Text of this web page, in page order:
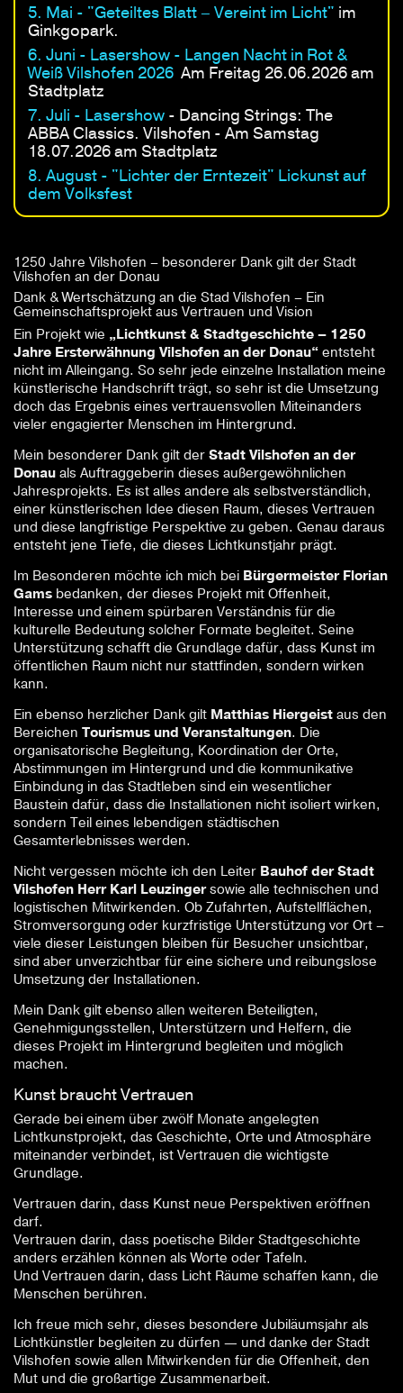
5. Mai - "Geteiltes Blatt – Vereint im Licht" im
Ginkgopark.
6. Juni - Lasershow - Langen Nacht in Rot &
Weiß Vilshofen 2026 Am Freitag 26.06.2026 am
Stadtplatz
7. Juli - Lasershow - Dancing Strings: The
ABBA Classics. Vilshofen - Am Samstag
18.07.2026 am Stadtplatz
8. August - "Lichter der Erntezeit" Lickunst auf
dem Volksfest
1250 Jahre Vilshofen – besonderer Dank gilt der Stadt
Vilshofen an der Donau
Dank & Wertschätzung an die Stad Vilshofen – Ein
Gemeinschaftsprojekt aus Vertrauen und Vision
Ein Projekt wie „Lichtkunst & Stadtgeschichte – 1250
Jahre Ersterwähnung Vilshofen an der Donau“ entsteht
nicht im Alleingang. So sehr jede einzelne Installation meine
künstlerische Handschrift trägt, so sehr ist die Umsetzung
doch das Ergebnis eines vertrauensvollen Miteinanders
vieler engagierter Menschen im Hintergrund.
Mein besonderer Dank gilt der Stadt Vilshofen an der
Donau als Auftraggeberin dieses außergewöhnlichen
Jahresprojekts. Es ist alles andere als selbstverständlich,
einer künstlerischen Idee diesen Raum, dieses Vertrauen
und diese langfristige Perspektive zu geben. Genau daraus
entsteht jene Tiefe, die dieses Lichtkunstjahr prägt.
Im Besonderen möchte ich mich bei Bürgermeister Florian
Gams bedanken, der dieses Projekt mit Offenheit,
Interesse und einem spürbaren Verständnis für die
kulturelle Bedeutung solcher Formate begleitet. Seine
Unterstützung schafft die Grundlage dafür, dass Kunst im
öffentlichen Raum nicht nur stattfinden, sondern wirken
kann.
Ein ebenso herzlicher Dank gilt Matthias Hiergeist aus den
Bereichen Tourismus und Veranstaltungen. Die
organisatorische Begleitung, Koordination der Orte,
Abstimmungen im Hintergrund und die kommunikative
Einbindung in das Stadtleben sind ein wesentlicher
Baustein dafür, dass die Installationen nicht isoliert wirken,
sondern Teil eines lebendigen städtischen
Gesamterlebnisses werden.
Nicht vergessen möchte ich den Leiter Bauhof der Stadt
Vilshofen Herr Karl Leuzingersowie alle technischen und
logistischen Mitwirkenden. Ob Zufahrten, Aufstellflächen,
Stromversorgung oder kurzfristige Unterstützung vor Ort –
viele dieser Leistungen bleiben für Besucher unsichtbar,
sind aber unverzichtbar für eine sichere und reibungslose
Umsetzung der Installationen.
Mein Dank gilt ebenso allen weiteren Beteiligten,
Genehmigungsstellen, Unterstützern und Helfern, die
dieses Projekt im Hintergrund begleiten und möglich
machen.
Kunst braucht Vertrauen
Gerade bei einem über zwölf Monate angelegten
Lichtkunstprojekt, das Geschichte, Orte und Atmosphäre
miteinander verbindet, ist Vertrauen die wichtigste
Grundlage.
Vertrauen darin, dass Kunst neue Perspektiven eröffnen
darf.
Vertrauen darin, dass poetische Bilder Stadtgeschichte
anders erzählen können als Worte oder Tafeln.
Und Vertrauen darin, dass Licht Räume schaffen kann, die
Menschen berühren.
Ich freue mich sehr, dieses besondere Jubiläumsjahr als
Lichtkünstler begleiten zu dürfen — und danke der Stadt
Vilshofen sowie allen Mitwirkenden für die Offenheit, den
Mut und die großartige Zusammenarbeit.